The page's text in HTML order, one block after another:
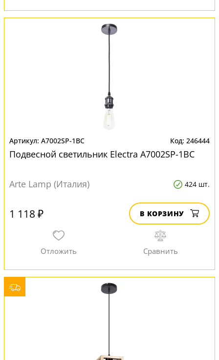
A7002SP-1BC 246444
Подвесной светильник Electra A7002SP-1BC
Arte Lamp (Италия) 424 шт.
1 118 ₽ В КОРЗИНУ